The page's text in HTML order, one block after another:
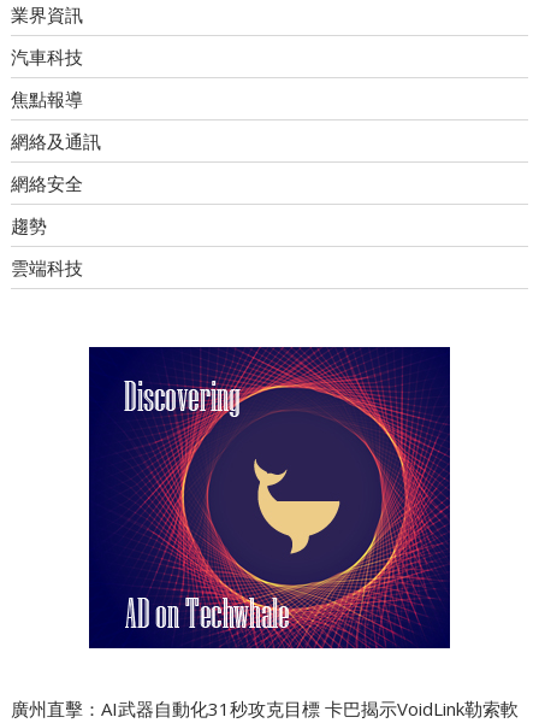
業界資訊
汽車科技
焦點報導
網絡及通訊
網絡安全
趨勢
雲端科技
廣州直擊：AI武器自動化31秒攻克目標 卡巴揭示VoidLink勒索軟